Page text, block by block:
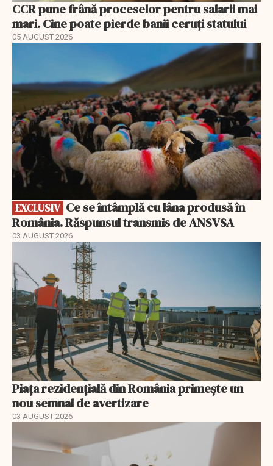
CCR pune frână proceselor pentru salarii mai
mari. Cine poate pierde banii ceruți statului
05 AUGUST 2026
EXCLUSIV
România. Răspunsul transmis de ANSVSA
03 AUGUST 2026
Piața rezidențială din România primește un
nou semnal de avertizare
03 AUGUST 2026